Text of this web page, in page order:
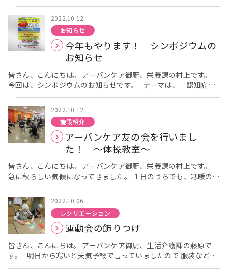
と、皆さま大変喜んでおられました。 「良いものを見せてもらえ
たわ」と、涙ぐまれる方もいらっしゃいました。 普段、口数の少
ない方がたくさんお話しして下さるといった事もありました。 少
しずつこのような行事が行われていければなと思います。
さん風邪などひかないように お過ごし下さい。 今月は、キノコ
の貼り絵を 利用者さまと一緒に 作っている様子を お伝えしま
す。 出来上がり作品です。 手順作成は、こちらになります。
「おいしそうな、きのこやね～」 「上手く貼れるかな？」 とお
話しをされながら、皆さんで、 一生懸命作って下さっています。
「あと少しで出来上がるかしら？」 もう少しですね。 「あと
は、この１枚やな？」 貼って頂き 完成！
2022.10.12
お知らせ
今年もやります！ シンポジウムの
お知らせ
皆さん、こんにちは。 アーバンケア御厨、栄養課の村上です。
今回は、シンポジウムのお知らせです。 テーマは、「認知症で
も大丈夫！ 自分力とお助け力が、広くつながるまちづくり
みんなで延ばそう 健康寿命！」です。 内容：①ストップ！
ザ 特殊詐欺！ 大阪府警察本部生活安全指導班・大阪府
河内警察署の方にお越しいただき、話題の特殊詐欺についてお話
頂きます！ ②コロナに打ち勝つ健康体操！ アー
バンケア島之内の柔道整復師 久保田豊が、コロナに負けない身
体になるための、体操をお伝えします！ ③そうだったの
か！コロナに負けない〇✕健康法 英田地区認知症ケアネ
ットワーク推進委員と、劇団島之内が、会場の皆様に参加して頂
ける〇✕式で、コロナに負けない健康法をお伝えします！ 日
時 ： 10月２５日（火） 午後２時～4時 （受付開始 １時
３０分） 場所 ： 希来里⒍階 イコーラムホール ★入場無料
です！どなたでも、ご参加頂けます。 ★申し込みは、電話か由寿
会職員までお願いします。 電話：072-960-6070（アーバンケ
ア島之内）
2022.10.12
施設紹介
アーバンケア友の会を行いまし
た！ ～体操教室～
皆さん、こんにちは。 アーバンケア御厨、栄養課の村上です。
急に秋らしい気候になってきました。 １日のうちでも、寒暖の差
が激しい日が続きますので、体調を崩されないよう気をつけてお
過ごしください。 さて、今回は、先週の土曜日に行った、体操
教室についてです。 毎月の恒例行事となった体操教室は、今月
も、２４名の方が参加され、１時間しっかり身体を動かしておら
れました。 いつものように、軽く指先を動かして、準備体操を
します。 指先の体操は、頭の体操にもなるそうです。 グー、パ
ーとリズミカルに楽しまれていました。 指と頭の体操の次
は、胸を開く様に、大きく腕を動かして全身の筋肉をほぐしま
す。 元気な先生の声に合わせて、大きく伸びしたり、股関節を動
2022.10.06
レクリエーション
運動会の飾りつけ
皆さん、こんにちは。 アーバンケア御厨、生活介護課の藤原で
す。 明日から寒いと天気予報で言っていましたので 服装などで